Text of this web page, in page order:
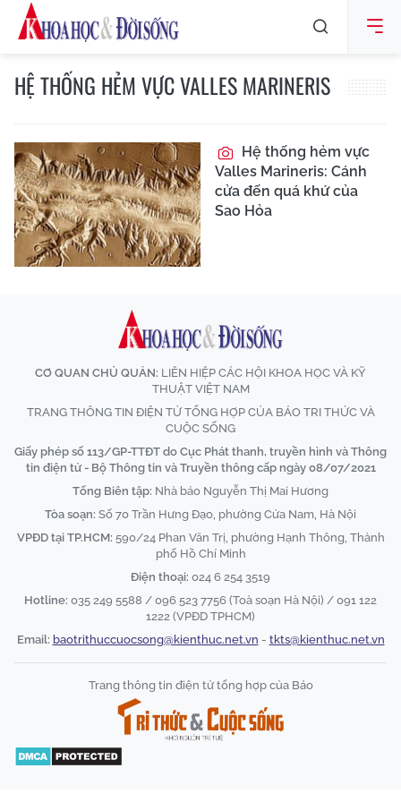
HỆ THỐNG HẺM VỰC VALLES MARINERIS
Hệ thống hẻm vực
Valles Marineris: Cánh
cửa đến quá khứ của
Sao Hỏa
CƠ QUAN CHỦ QUẢN: LIÊN HIỆP CÁC HỘI KHOA HỌC VÀ KỸ
THUẬT VIỆT NAM
TRANG THÔNG TIN ĐIỆN TỬ TỔNG HỢP CỦA BÁO TRI THỨC VÀ
CUỘC SỐNG
Giấy phép số 113/GP-TTĐT do Cục Phát thanh, truyền hình và Thông
tin điện tử - Bộ Thông tin và Truyền thông cấp ngày 08/07/2021
Tổng Biên tập: Nhà báo Nguyễn Thị Mai Hương
Tòa soạn: Số 70 Trần Hưng Đạo, phường Cửa Nam, Hà Nội
VPĐD tại TP.HCM: 590/24 Phan Văn Trị, phường Hạnh Thông, Thành
phố Hồ Chí Minh
Điện thoại: 024 6 254 3519
Hotline: 035 249 5588 / 096 523 7756 (Toà soạn Hà Nội) / 091 122
1222 (VPĐD TPHCM)
Email: baotrithuccuocsong@kienthuc.net.vn - tkts@kienthuc.net.vn
Trang thông tin điện tử tổng hợp của Báo